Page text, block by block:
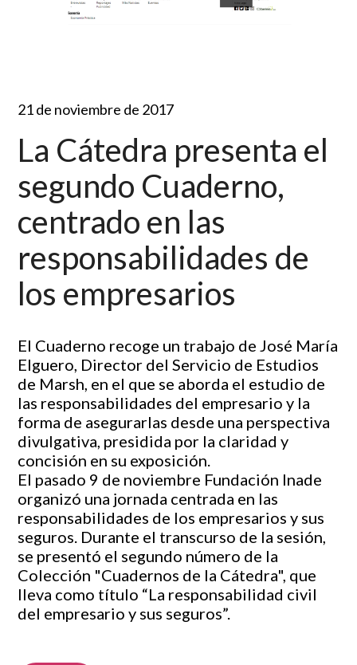
21 de noviembre de 2017
La Cátedra presenta el
segundo Cuaderno,
centrado en las
responsabilidades de
los empresarios
El Cuaderno recoge un trabajo de José María
Elguero, Director del Servicio de Estudios
de Marsh, en el que se aborda el estudio de
las responsabilidades del empresario y la
forma de asegurarlas desde una perspectiva
divulgativa, presidida por la claridad y
concisión en su exposición.
El pasado 9 de noviembre Fundación Inade
organizó una jornada centrada en las
responsabilidades de los empresarios y sus
seguros. Durante el transcurso de la sesión,
se presentó el segundo número de la
Colección "Cuadernos de la Cátedra", que
lleva como título “La responsabilidad civil
del empresario y sus seguros”.